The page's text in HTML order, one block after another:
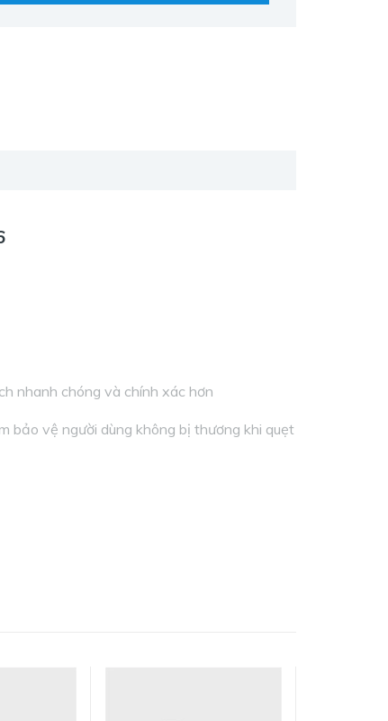
nhanh chóng và chính xác hơn
bảo vệ người dùng không bị thương khi quẹt